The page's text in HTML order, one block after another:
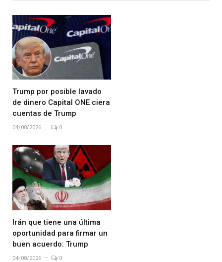
Trump por posible lavado
de dinero Capital ONE ciera
cuentas de Trump
04/08/2026 0
Irán que tiene una última
oportunidad para firmar un
buen acuerdo: Trump
04/08/2026 0